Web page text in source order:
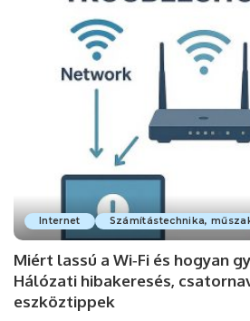
Internet Számítástechnika,
Miért lassú a Wi‑Fi és hogyan
Hálózati hibakeresés,
eszköztippek